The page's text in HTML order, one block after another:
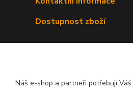
Dostupnost zboží
Náš e-shop a partneři potřebují Váš